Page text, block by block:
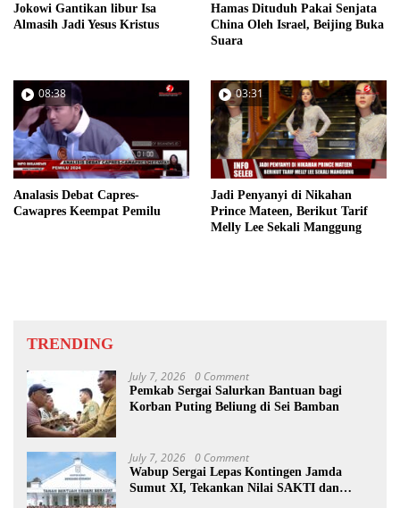
Jokowi Gantikan libur Isa
Almasih Jadi Yesus Kristus
Hamas Dituduh Pakai Senjata
China Oleh Israel, Beijing Buka
Suara
08:38
Analasis Debat Capres-
Cawapres Keempat Pemilu
03:31
Jadi Penyanyi di Nikahan
Prince Mateen, Berikut Tarif
Melly Lee Sekali Manggung
TRENDING
July 7, 2026 0 Comment
Pemkab Sergai Salurkan Bantuan bagi
Korban Puting Beliung di Sei Bamban
July 7, 2026 0 Comment
Wabup Sergai Lepas Kontingen Jamda
Sumut XI, Tekankan Nilai SAKTI dan